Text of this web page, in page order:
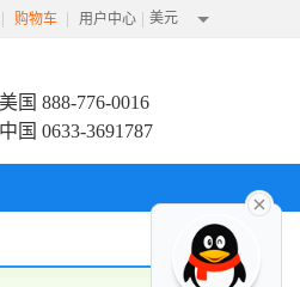
| 购物车 | 用户中心 | 美元
美国 888-776-0016
中国 0633-3691787